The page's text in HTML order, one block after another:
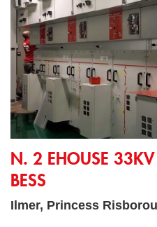
N. 2 EHOUSE 33KV
BESS
Ilmer, Princess